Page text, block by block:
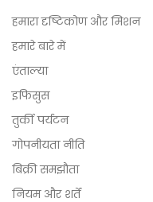
हमारा दृष्टिकोण और मिशन
हमारे बारे में
एंताल्या
इफिसुस
तुर्की पर्यटन
गोपनीयता नीति
बिक्री समझौता
नियम और शर्तें